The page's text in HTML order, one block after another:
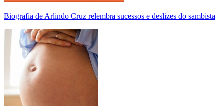
Biografia de Arlindo Cruz relembra sucessos e deslizes do sambista